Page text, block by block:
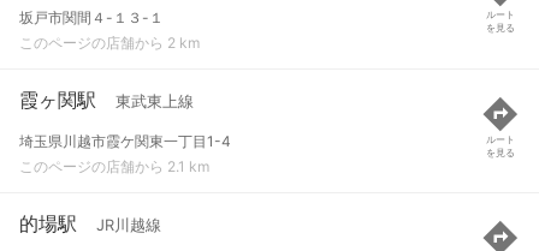
坂戸市関間４-１３-１
このページの店舗から 2 km
ルート
を見る
霞ヶ関駅 東武東上線
埼玉県川越市霞ケ関東一丁目1-4
このページの店舗から 2.1 km
ルート
を見る
的場駅 JR川越線